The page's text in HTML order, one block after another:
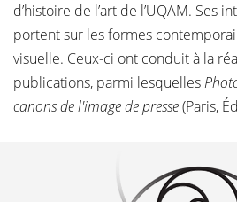
d’histoire de l’art de l’UQAM. Ses
portent sur les formes
visuelle. Ceux-ci ont conduit à la
publications, parmi lesquelles
canons de l'image de presse(Paris,